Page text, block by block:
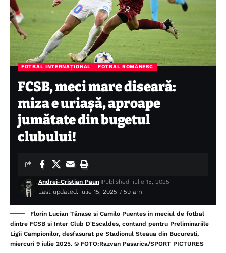
FOTBAL INTERNAȚIONAL FOTBAL ROMÂNESC
FCSB, meci mare diseară:
miza e uriașă, aproape
jumătate din bugetul
clubului!
Last updated: iulie 15, 2025 7:59 am
Andrei-Cristian Paun Published: iulie 15, 2025
Florin Lucian Tănase si Camilo Puentes in meciul de fotbal
dintre FCSB si Inter Club D'Escaldes, contand pentru Preliminariile
Ligii Campionilor, desfasurat pe Stadionul Steaua din Bucuresti,
miercuri 9 iulie 2025. © FOTO:Razvan Pasarica/SPORT PICTURES